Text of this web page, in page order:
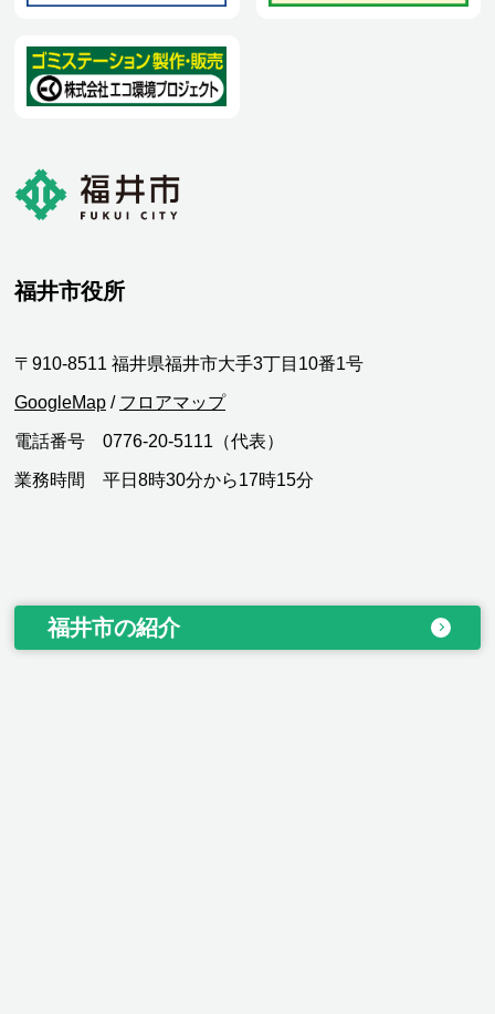
福井市役所
〒910-8511 福井県福井市大手3丁目10番1号
GoogleMap / フロアマップ
電話番号 0776-20-5111（代表）
業務時間 平日8時30分から17時15分
福井市の紹介